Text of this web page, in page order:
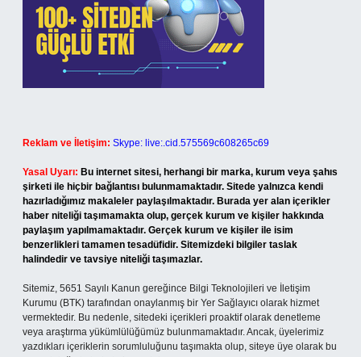
Reklam ve İletişim: Skype: live:.cid.575569c608265c69
Yasal Uyarı: Bu internet sitesi, herhangi bir marka, kurum veya şahıs
şirketi ile hiçbir bağlantısı bulunmamaktadır. Sitede yalnızca kendi
hazırladığımız makaleler paylaşılmaktadır. Burada yer alan içerikler
haber niteliği taşımamakta olup, gerçek kurum ve kişiler hakkında
paylaşım yapılmamaktadır. Gerçek kurum ve kişiler ile isim
benzerlikleri tamamen tesadüfidir. Sitemizdeki bilgiler taslak
halindedir ve tavsiye niteliği taşımazlar.
Sitemiz, 5651 Sayılı Kanun gereğince Bilgi Teknolojileri ve İletişim
Kurumu (BTK) tarafından onaylanmış bir Yer Sağlayıcı olarak hizmet
vermektedir. Bu nedenle, sitedeki içerikleri proaktif olarak denetleme
veya araştırma yükümlülüğümüz bulunmamaktadır. Ancak, üyelerimiz
yazdıkları içeriklerin sorumluluğunu taşımakta olup, siteye üye olarak bu